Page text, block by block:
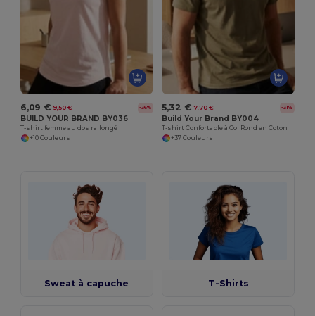
6,09 € 9,50 € -36%
BUILD YOUR BRAND BY036
T-shirt femme au dos rallongé
+10 Couleurs
5,32 € 7,70 € -31%
Build Your Brand BY004
T-shirt Confortable à Col Rond en Coton
+37 Couleurs
Sweat à capuche T-Shirts